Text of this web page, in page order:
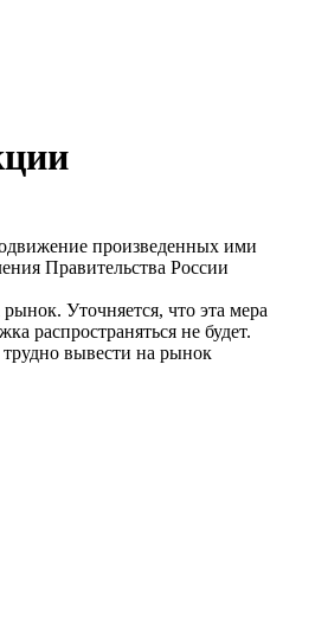
произведенных ими
Правительства России
Уточняется, что эта мера
распространяться не будет.
трудно вывести на рынок